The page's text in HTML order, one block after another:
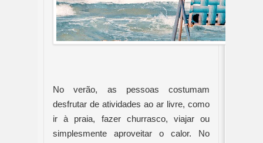
No verão, as pessoas costumam
desfrutar de atividades ao ar livre, como
ir à praia, fazer churrasco, viajar ou
simplesmente aproveitar o calor. No